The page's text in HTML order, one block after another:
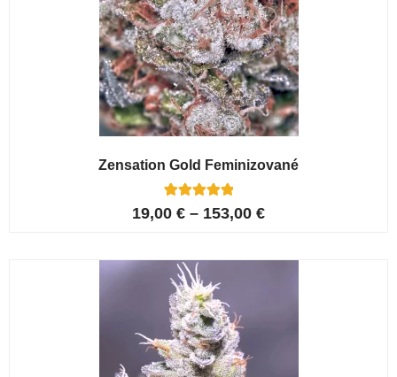
Zensation Gold Feminizované
Hodnoceno
5.00
6
hodnocení
zákazníků
19,00 € – 153,00 €